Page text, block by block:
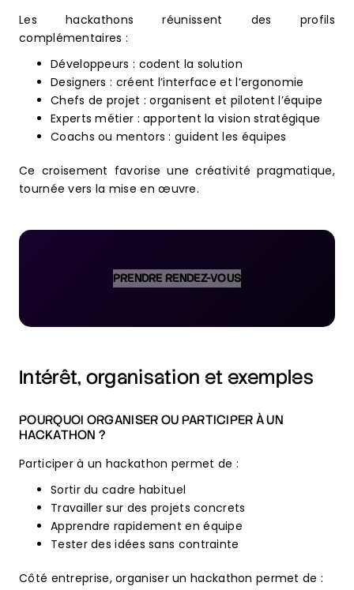
Les hackathons réunissent des profils
complémentaires :
Développeurs : codent la solution
Designers : créent l’interface et l’ergonomie
Chefs de projet : organisent et pilotent l’équipe
Experts métier : apportent la vision stratégique
Coachs ou mentors : guident les équipes
Ce croisement favorise une créativité pragmatique,
tournée vers la mise en œuvre.
PRENDRE RENDEZ-VOUS
Intérêt, organisation et exemples
POURQUOI ORGANISER OU PARTICIPER À UN
HACKATHON ?
Participer à un hackathon permet de :
Sortir du cadre habituel
Travailler sur des projets concrets
Apprendre rapidement en équipe
Tester des idées sans contrainte
Côté entreprise, organiser un hackathon permet de :